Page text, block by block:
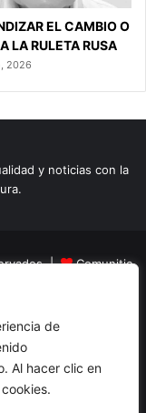
de
Al hacer clic en
EL CAMBIO O
LA RULETA RUSA
2026
y noticias con la
|
Comunitic
Turismo